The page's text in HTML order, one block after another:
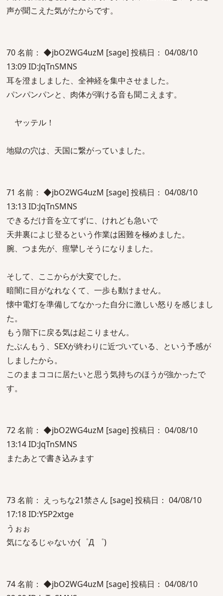
声が聞こえた気がたからです。
70 名前： ◆jbO2WG4uzM [sage] 投稿日： 04/08/10
13:09 ID:JqTnSMNS
耳を澄ましました、全神経を集中させました。
パンパンパンと、肉体が弾ける音も聞こえます。
ヤッテル！
地獄の穴は、天国に繋がっていました。
71 名前： ◆jbO2WG4uzM [sage] 投稿日： 04/08/10
13:13 ID:JqTnSMNS
できるだけ音を立てずに、けれども急いで
天井裏によじ登るという作業は困難を極めました。
腕、つま先が、痙攣しそうになりました。
そして、ここからが大変でした。
暗闇に目がなれなくて、一歩も動けません。
懐中電灯を準備してなかった自分に激しい怒りを感じまし
た。
もう階下に戻る気は起こりません。
たぶんもう、SEXが終わりに近づいている、という予感が
しましたから。
このままココに居たいと思う気持ちのほうが強かったで
す。
72 名前： ◆jbO2WG4uzM [sage] 投稿日： 04/08/10
13:14 ID:JqTnSMNS
またあとで書き込みます
73 名前： えっちな21禁さん [sage] 投稿日： 04/08/10
17:18 ID:Y5P2xtge
うぉぉ
気になるじゃないか(゜Д ゜)
74 名前： ◆jbO2WG4uzM [sage] 投稿日： 04/08/10